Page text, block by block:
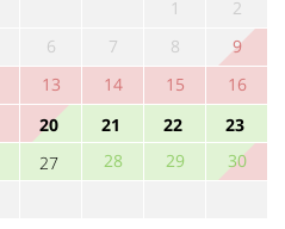
1 2
6 7 8 9
13 14 15 16
20 21 22 23
27 28 29 30